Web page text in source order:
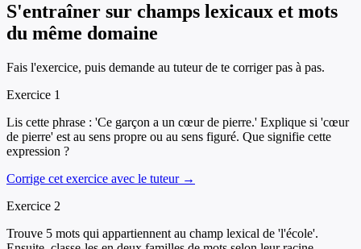
S'entraîner sur champs lexicaux et mots
du même domaine
Fais l'exercice, puis demande au tuteur de te corriger pas à pas.
Exercice 1
Lis cette phrase : 'Ce garçon a un cœur de pierre.' Explique si 'cœur
de pierre' est au sens propre ou au sens figuré. Que signifie cette
expression ?
Corrige cet exercice avec le tuteur →
Exercice 2
Trouve 5 mots qui appartiennent au champ lexical de 'l'école'.